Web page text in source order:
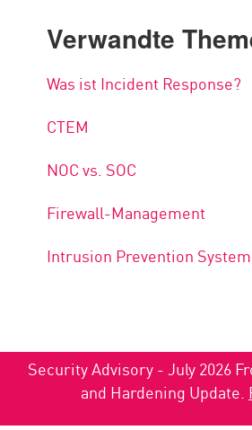
Verwandte
Was ist Incident Response?
CTEM
NOC vs. SOC
Firewall-Management
Intrusion Prevention System
Security Advisory - July 2026
and Hardening Update.